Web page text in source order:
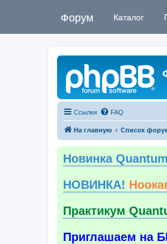
Форум Каталог
Ссылки FAQ
На главную Список
Новинка
НОВИНКА!
Практикум
Приглашаем на